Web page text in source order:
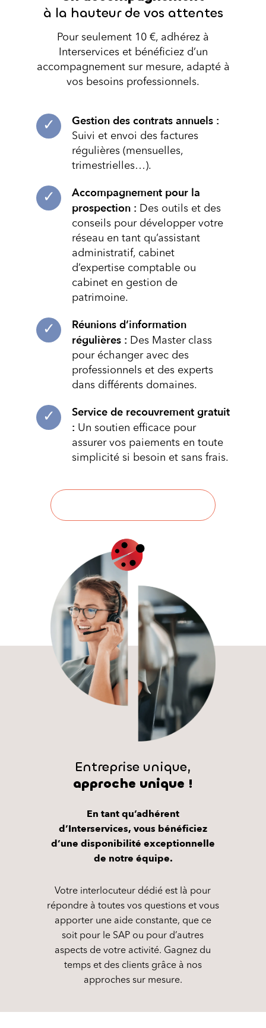
à la hauteur de vos attentes
Pour seulement 10 €, adhérez à
Interservices et bénéficiez d’un
accompagnement sur mesure, adapté à
vos besoins professionnels.
Gestion des contrats annuels :
Suivi et envoi des factures
régulières (mensuelles,
trimestrielles…).
Accompagnement pour la
prospection : Des outils et des
conseils pour développer votre
réseau en tant qu’assistant
administratif, cabinet
d’expertise comptable ou
cabinet en gestion de
patrimoine.
Réunions d’information
régulières : Des Master class
pour échanger avec des
professionnels et des experts
dans différents domaines.
Service de recouvrement gratuit
: Un soutien efficace pour
assurer vos paiements en toute
simplicité si besoin et sans frais.
Entreprise unique,
approche unique !
En tant qu’adhérent
d’Interservices, vous bénéficiez
d’une disponibilité exceptionnelle
de notre équipe.
Votre interlocuteur dédié est là pour
répondre à toutes vos questions et vous
apporter une aide constante, que ce
soit pour le SAP ou pour d’autres
aspects de votre activité. Gagnez du
temps et des clients grâce à nos
approches sur mesure.